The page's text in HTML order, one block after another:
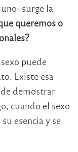
surge la
queremos o
puede
Existe esa
demostrar
cuando el sexo
esencia y se